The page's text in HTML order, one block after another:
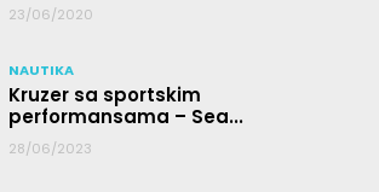
23/06/2020
NAUTIKA
Kruzer sa sportskim
performansama – Sea...
28/06/2023